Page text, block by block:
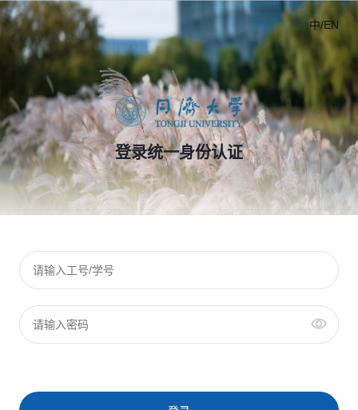
登录统一身份认证
中/EN